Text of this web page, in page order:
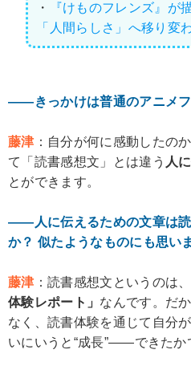
・
『けものフレンズ』が
「人間らしさ」へ移り変
――きっかけは普通のアニメフ
藤津 ：自分が何に感動したの
て「読書感想文」とは違う 人
とができます。
――人に伝えるための文章は
か？ 似たようなものにも思い
藤津 ：読書感想文というのは
体験レポート」 なんです。だ
なく、読書体験を通じて自分
いにいうと“成長”――できたか